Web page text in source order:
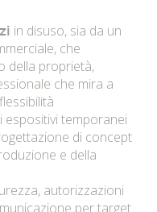
in disuso, sia da un
che
della proprietà,
che mira a
espositivi temporanei
di concept
e della
autorizzazioni
per target